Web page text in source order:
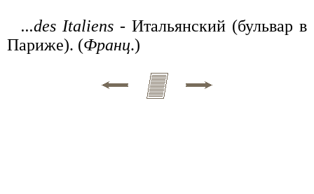
...des Italiens - Итальянский (бульвар в
Париже). (Франц.)